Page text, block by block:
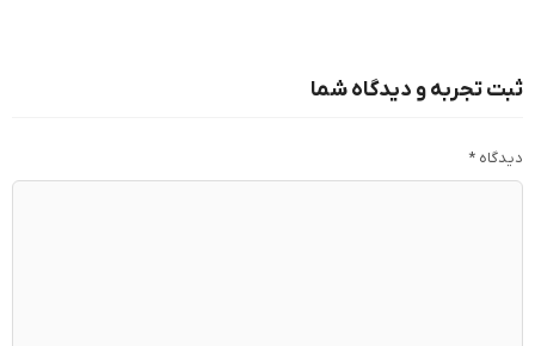
ثبت تجربه و دیدگاه شما
دیدگاه *